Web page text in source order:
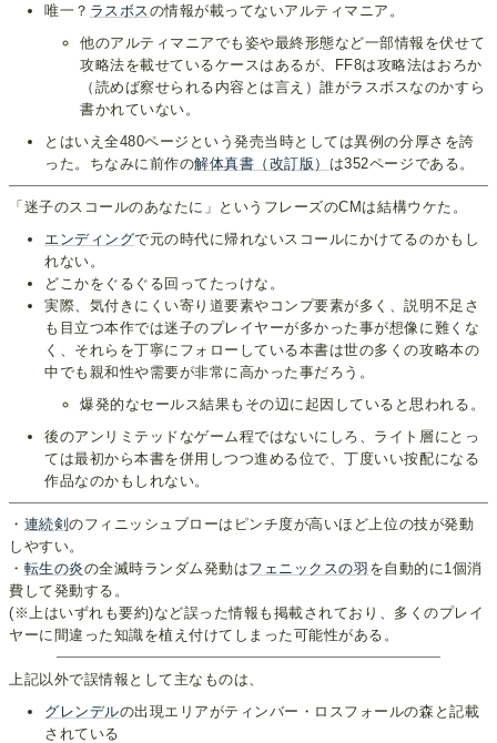
唯一？ ラスボス の情報が載ってないアルティマニア。
他のアルティマニアでも姿や最終形態など一部情報を伏せて
攻略法を載せているケースはあるが、FF8は攻略法はおろか
（読めば察せられる内容とは言え）誰がラスボスなのかすら
書かれていない。
とはいえ全480ページという発売当時としては異例の分厚さを誇
った。ちなみに前作の解体真書（改訂版） は352ページである。
「迷子のスコールのあなたに」というフレーズのCMは結構ウケた。
エンディングで元の時代に帰れないスコールにかけてるのかもし
れない。
どこかをぐるぐる回ってたっけな。
実際、気付きにくい寄り道要素やコンプ要素が多く、説明不足さ
も目立つ本作では迷子のプレイヤーが多かった事が想像に難くな
く、それらを丁寧にフォローしている本書は世の多くの攻略本の
中でも親和性や需要が非常に高かった事だろう。
爆発的なセールス結果もその辺に起因していると思われる。
後のアンリミテッドなゲーム程ではないにしろ、ライト層にとっ
ては最初から本書を併用しつつ進める位で、丁度いい按配になる
作品なのかもしれない。
・ 連続剣のフィニッシュブローはピンチ度が高いほど上位の技が発動
しやすい。
・ 転生の炎の全滅時ランダム発動はフェニックスの羽 を自動的に1個消
費して発動する。
(※上はいずれも要約)など誤った情報も掲載されており、多くのプレイ
ヤーに間違った知識を植え付けてしまった可能性がある。
上記以外で誤情報として主なものは、
グレンデルの出現エリアがティンバー・ロスフォールの森と記載
されている